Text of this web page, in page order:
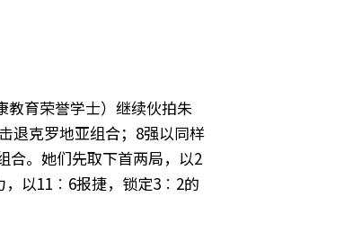
育荣誉学士）继续伙拍朱
退克罗地亚组合；8强以同样
合。她们先取下首两局，以2
以11︰6报捷，锁定3︰2的